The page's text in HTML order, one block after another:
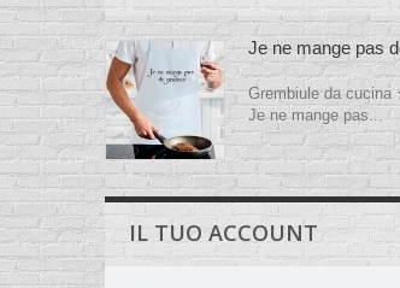
Je ne mange pas
Grembiule da
Je ne mange pas...
IL TUO ACCOUNT